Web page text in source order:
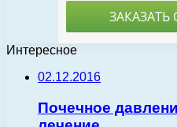
Интересное
02.12.2016
Почечное